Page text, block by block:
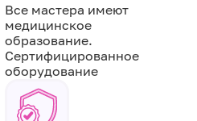
Все мастера имеют
медицинское
образование.
Сертифицированное
оборудование